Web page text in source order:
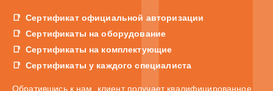
Сертификат официальной авторизации
Сертификаты на оборудование
Сертификаты на комплектующие
Сертификаты у каждого специалиста
Обратившись к нам, клиент получает квалифицированное